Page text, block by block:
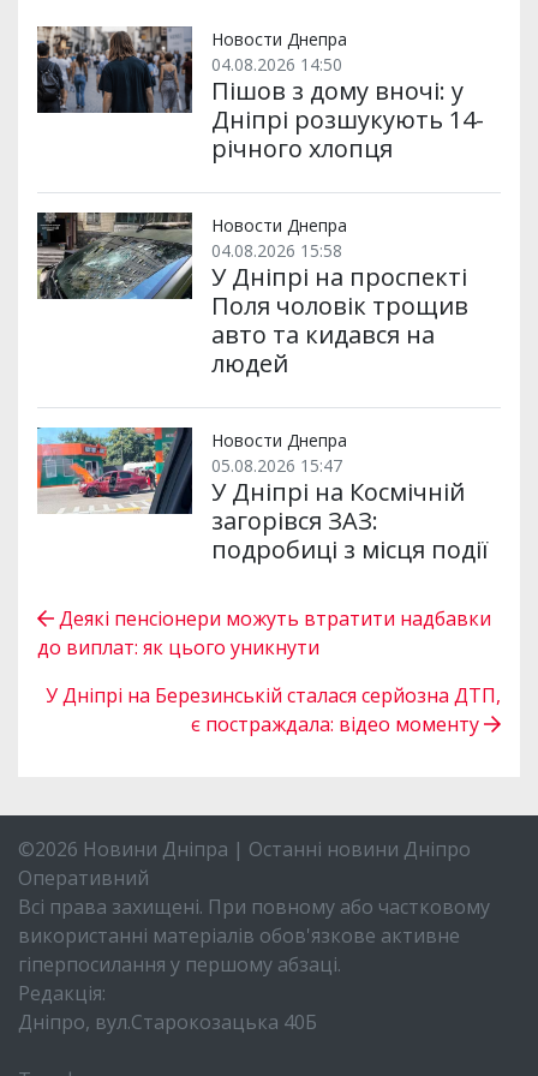
и k m p
Новости Днепра
04.08.2026 14:50
Пішов з дому вночі: у
Дніпрі розшукують 14-
річного хлопця
Новости Днепра
04.08.2026 15:58
У Дніпрі на проспекті
Поля чоловік трощив
авто та кидався на
людей
Новости Днепра
05.08.2026 15:47
У Дніпрі на Космічній
загорівся ЗАЗ:
подробиці з місця події
Деякі пенсіонери можуть втратити надбавки
до виплат: як цього уникнути
У Дніпрі на Березинській сталася серйозна ДТП,
є постраждала: відео моменту
©2026 Новини Дніпра | Останні новини Дніпро
Оперативний
Всі права захищені. При повному або частковому
використанні матеріалів обов'язкове активне
гіперпосилання у першому абзаці.
Редакція:
Дніпро, вул.Старокозацька 40Б